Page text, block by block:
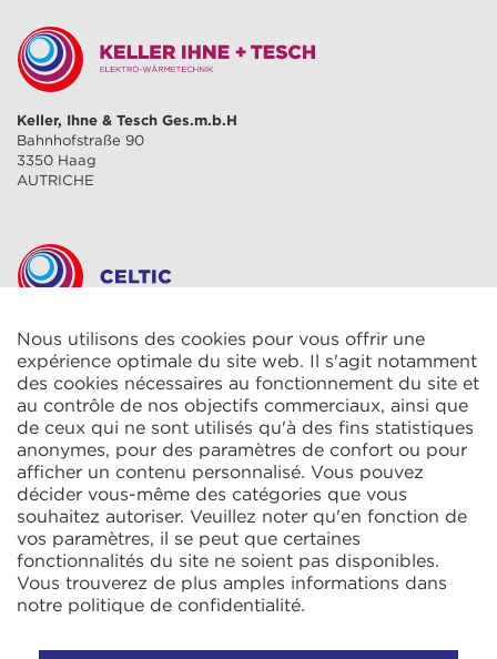
Keller, Ihne & Tesch Ges.m.b.H
Bahnhofstraße 90
3350 Haag
AUTRICHE
CELTIC S.A.R.L.
2 Rue René Cassin
ZAC La Villette-aux-Aulnes
77290 Mitry-Mory
FRANCE
KIT Electroheat Ltd.
Mexborough Business Centre
College Rd
Nous utilisons des cookies pour vous offrir une
expérience optimale du site web. Il s'agit notamment
des cookies nécessaires au fonctionnement du site et
au contrôle de nos objectifs commerciaux, ainsi que
de ceux qui ne sont utilisés qu'à des fins statistiques
anonymes, pour des paramètres de confort ou pour
afficher un contenu personnalisé. Vous pouvez
décider vous-même des catégories que vous
souhaitez autoriser. Veuillez noter qu'en fonction de
vos paramètres, il se peut que certaines
fonctionnalités du site ne soient pas disponibles.
Vous trouverez de plus amples informations dans
notre politique de confidentialité.